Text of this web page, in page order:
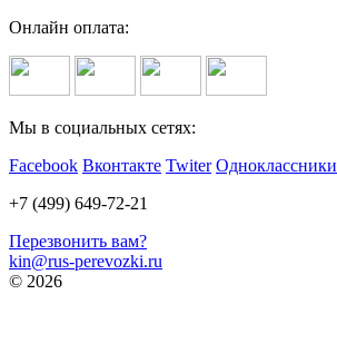
Онлайн оплата:
Мы в социальных сетях:
Facebook Вконтакте Twiter Одноклассники
+7 (499) 649-72-21
Перезвонить вам?
kin@rus-perevozki.ru
© 2026